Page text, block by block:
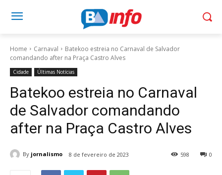
Home Carnaval
Batekoo estreia no Carnaval de Salvador
comandando after na Praça Castro Alves
Cidade Últimas Notícias
Batekoo estreia no Carnaval
de Salvador comandando
after na Praça Castro Alves
By jornalismo 8 de fevereiro de 2023 0
598